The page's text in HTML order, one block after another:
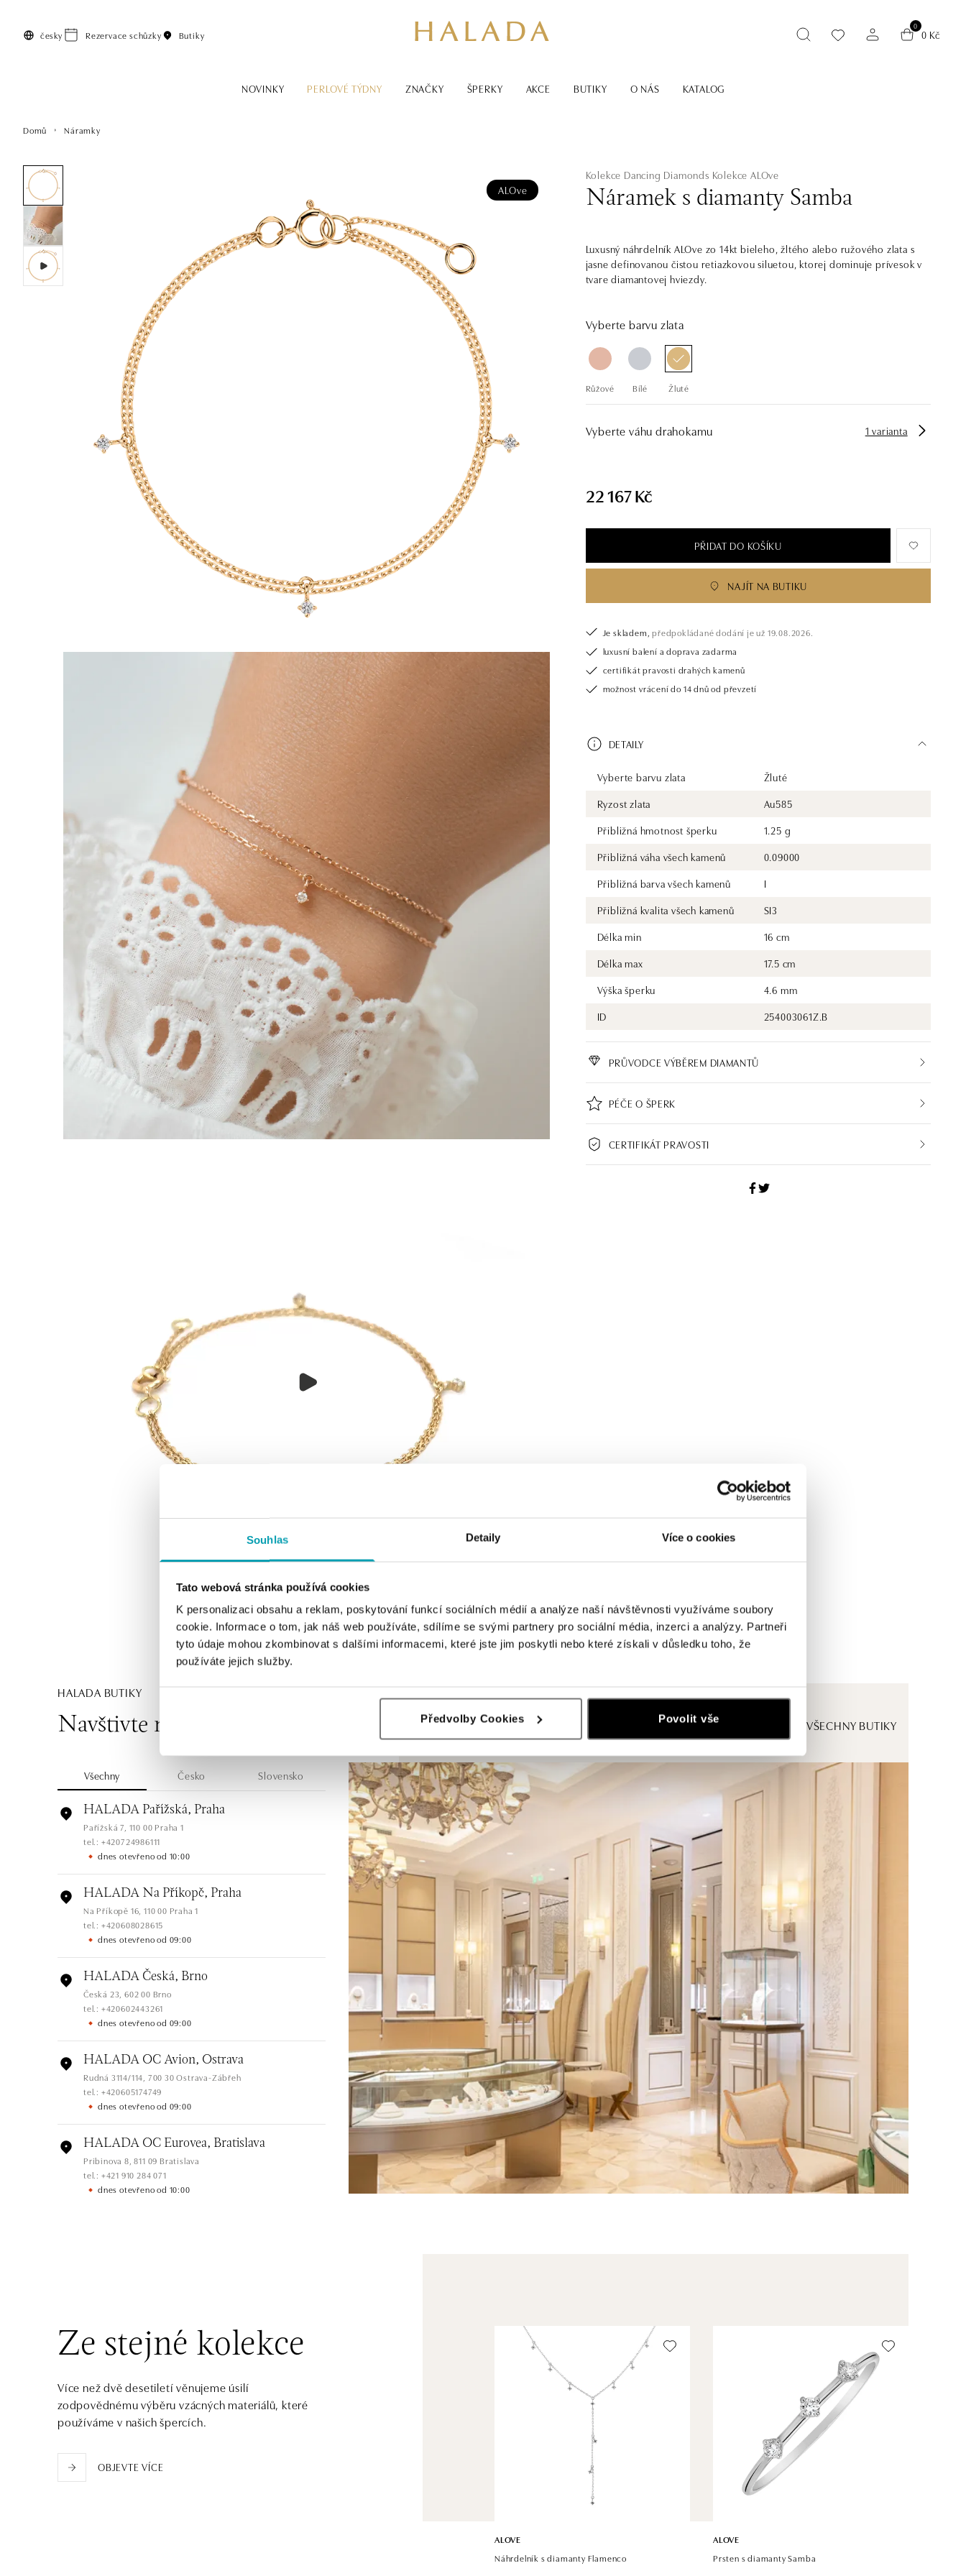
Souhlas Detaily Více o cookies
Tato webová stránka používá cookies
K personalizaci obsahu a reklam, poskytování funkcí sociálních médií a analýze naší návštěvnosti využíváme soubory
cookie. Informace o tom, jak náš web používáte, sdílíme se svými partnery pro sociální média, inzerci a analýzy. Partneři
tyto údaje mohou zkombinovat s dalšími informacemi, které jste jim poskytli nebo které získali v důsledku toho, že
používáte jejich služby.
Předvolby Cookies Povolit vše
česky Rezervace schůzky Butiky
0
0 Kč
NOVINKY PERLOVÉ TÝDNY ZNAČKY ŠPERKY AKCE BUTIKY O NÁS KATALOG
Domů Náramky
ALOve
Kolekce Dancing Diamonds Kolekce ALOve
Náramek s diamanty Samba
Luxusný náhrdelník ALOve zo 14kt bieleho, žltého alebo ružového zlata s
jasne definovanou čistou retiazkovou siluetou, ktorej dominuje prívesok v
tvare diamantovej hviezdy.
Vyberte barvu zlata
Růžové Bílé Žluté
Vyberte váhu drahokamu 1 varianta
22 167 Kč
PŘIDAT DO KOŠÍKU
NAJÍT NA BUTIKU
Je skladem, předpokládané dodání je už 19.08.2026.
luxusní balení a doprava zadarma
certifikát pravosti drahých kamenů
možnost vrácení do 14 dnů od převzetí
DETAILY
Vyberte barvu zlata
Žluté
Ryzost zlata
Au585
Přibližná hmotnost šperku
1.25 g
Přibližná váha všech kamenů
0.09000
Přibližná barva všech kamenů
I
Přibližná kvalita všech kamenů
SI3
Délka min
16 cm
Délka max
17.5 cm
Výška šperku
4.6 mm
ID
254003061Z.B
PRŮVODCE VÝBĚREM DIAMANTŮ
PÉČE O ŠPERK
CERTIFIKÁT PRAVOSTI
HALADA BUTIKY
Navštivte naše butiky ZOBRAZIT VŠECHNY BUTIKY
Všechny Česko Slovensko
HALADA Pařížská, Praha
Pařížská 7, 110 00 Praha 1
tel.: +420724986111
dnes otevřeno od 10:00
HALADA Na Příkopě, Praha
Na Příkopě 16, 110 00 Praha 1
tel.: +420608028615
dnes otevřeno od 09:00
HALADA Česká, Brno
Česká 23, 602 00 Brno
tel.: +420602443261
dnes otevřeno od 09:00
HALADA OC Avion, Ostrava
Rudná 3114/114, 700 30 Ostrava-Zábřeh
tel.: +420605174749
dnes otevřeno od 09:00
HALADA OC Eurovea, Bratislava
Pribinova 8, 811 09 Bratislava
tel.: +421 910 284 071
dnes otevřeno od 10:00
Einsteinova 18, 851 01 Bratislava
tel.: +421 917 090 891
dnes otevřeno od 10:00
Ze stejné kolekce
Více než dvě desetiletí věnujeme úsilí
zodpovědnému výběru vzácných materiálů, které
používáme v našich špercích.
OBJEVTE VÍCE
ALOVE
Náhrdelník s diamanty Flamenco
ALOVE
Prsten s diamanty Samba